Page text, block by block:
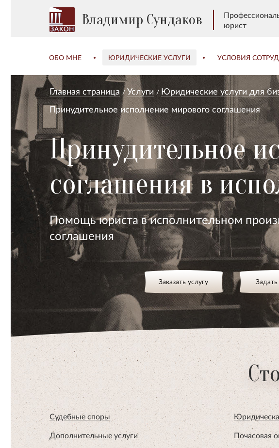
Владимир Сундаков
юрист
ОБО МНЕ ЮРИДИЧЕСКИЕ УСЛУГИ УСЛОВИЯ
Главная страница Услуги Юридические услуги для
Принудительное исполнение мирового соглашения
Принудительное
соглашения в
Помощь юриста в исполнительном
соглашения
Заказать услугу
Судебные споры
Дополнительные услуги Почасовая